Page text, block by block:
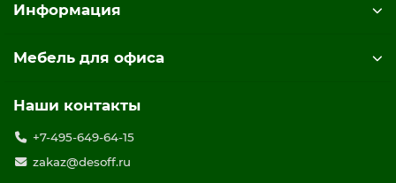
Информация
Мебель для офиса
Наши контакты
+7-495-649-64-15
zakaz@desoff.ru